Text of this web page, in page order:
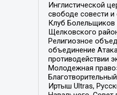
Инглистической
свободе совести
Клуб Болельщиков
Щелковского
Религиозное
объединение
противодействии
Молодежная
Иртыш Ultras,